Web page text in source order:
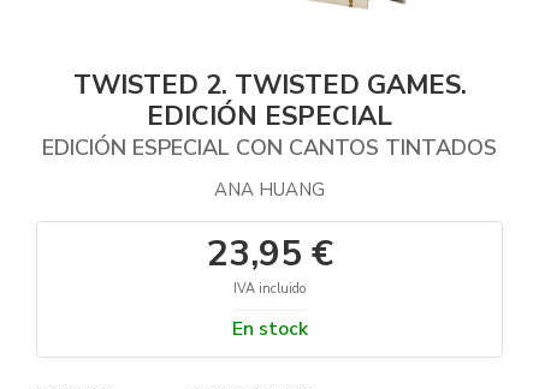
TWISTED 2. TWISTED GAMES.
EDICIÓN ESPECIAL
EDICIÓN ESPECIAL CON CANTOS TINTADOS
ANA HUANG
23,95 €
IVA incluido
En stock